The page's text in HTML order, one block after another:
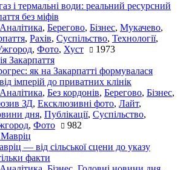
і термальні води: реальний ресурсний
без міфів
Аналітика, Берегово, Бізнес, Мукачево,
, Рахів, Суспільство, Технології,
, Фото, Хуст 1973
як на Закарпатті формувалася
імперій до приватних клінік
Аналітика, Без кордонів, Берегово, Бізнес,
ЗД, Ексклюзивні фото, Лайт,
дня, Публікації, Суспільство,
, Фото 982
— від сільської сцени до указу
факти